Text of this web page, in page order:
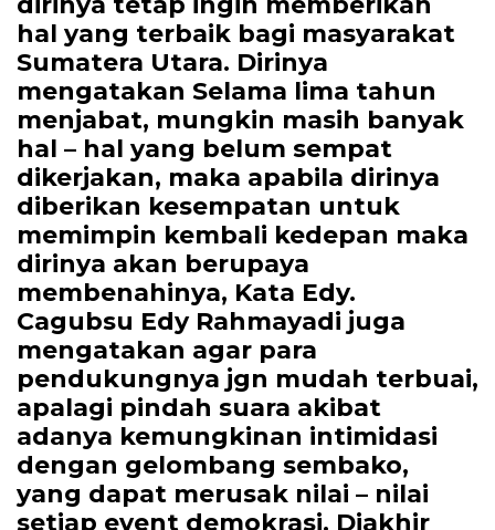
hal yang terbaik bagi masyarakat
Sumatera Utara. Dirinya
mengatakan Selama lima tahun
menjabat, mungkin masih banyak
hal – hal yang belum sempat
dikerjakan, maka apabila dirinya
diberikan kesempatan untuk
memimpin kembali kedepan maka
dirinya akan berupaya
membenahinya, Kata Edy.
Cagubsu Edy Rahmayadi juga
mengatakan agar para
pendukungnya jgn mudah terbuai,
apalagi pindah suara akibat
adanya kemungkinan intimidasi
dengan gelombang sembako,
yang dapat merusak nilai – nilai
setiap event demokrasi. Diakhir